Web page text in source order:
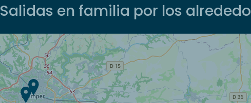
Salidas en familia por los